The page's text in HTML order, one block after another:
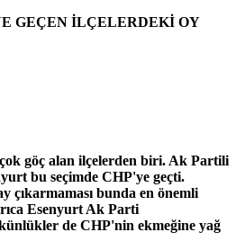
GEÇEN İLÇELERDEKİ OY
göç alan ilçelerden biri. Ak Partili
bu seçimde CHP'ye geçti.
çıkarmaması bunda en önemli
Esenyurt Ak Parti
de CHP'nin ekmeğine yağ